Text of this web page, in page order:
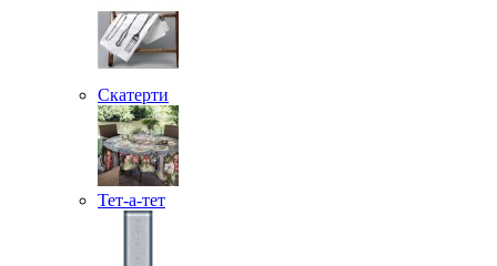
Скатерти
Тет-а-тет